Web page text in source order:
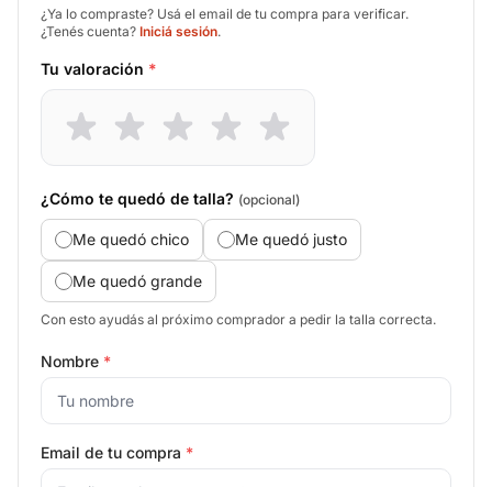
¿Ya lo compraste? Usá el email de tu compra para verificar.
¿Tenés cuenta? Iniciá sesión.
Tu valoración *
¿Cómo te quedó de talla? (opcional)
Me quedó chico Me quedó justo
Me quedó grande
Con esto ayudás al próximo comprador a pedir la talla correcta.
Nombre *
Email de tu compra *